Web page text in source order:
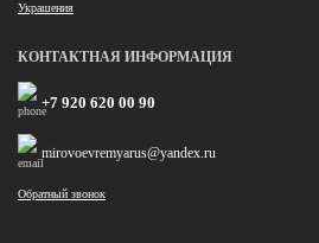
Украшения
КОНТАКТНАЯ ИНФОРМАЦИЯ
+7 920 620 00 90
mirovoevremyarus@yandex.ru
Обратный звонок